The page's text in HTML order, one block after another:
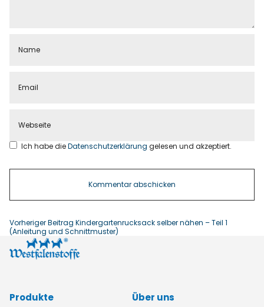
Ich habe dieDatenschutzerklärunggelesen und akzeptiert.
Vorheriger Beitrag Kindergartenrucksack selber nähen – Teil 1
(Anleitung und Schnittmuster)
Produkte Über uns